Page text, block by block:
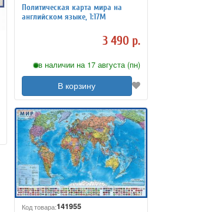
Политическая карта мира на
английском языке, 1:17М
3 490 р.
в наличии на 17 августа (пн)
В корзину
Код товара:141955